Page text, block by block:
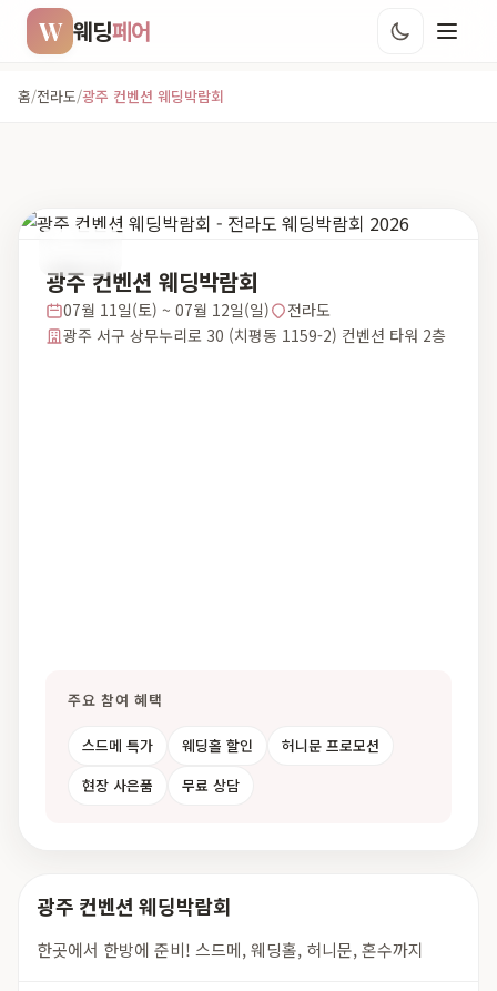
W 웨딩페어
홈/전라도/광주 컨벤션 웨딩박람회
광주 컨벤션 웨딩박람회
07월 11일(토) ~ 07월 12일(일)
전라도
광주 서구 상무누리로 30 (치평동 1159-2) 컨벤션 타워 2층
주요 참여 혜택
스드메 특가 웨딩홀 할인
허니문 프로모션
현장 사은품
무료 상담
광주 컨벤션 웨딩박람회
한곳에서 한방에 준비! 스드메, 웨딩홀, 허니문, 혼수까지